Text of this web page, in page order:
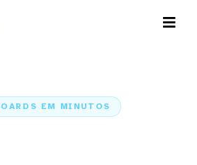
EM MINUTOS